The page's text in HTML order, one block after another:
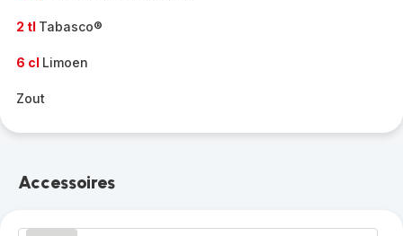
2 tl Tabasco®
6 cl Limoen
Zout
Accessoires